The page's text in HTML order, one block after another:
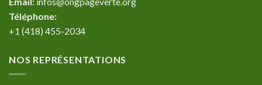
Téléphone:
+1 (418) 455-2034
NOS REPRÉSENTATIONS